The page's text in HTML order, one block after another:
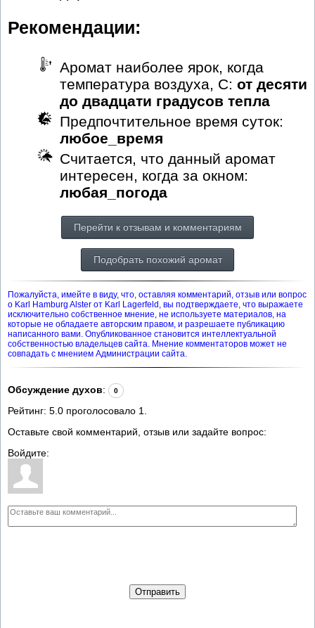
Рекомендации:
Аромат наиболее ярок, когда
температура воздуха, С: от десяти
до двадцати градусов тепла
Предпочтительное время суток:
любое_время
Считается, что данный аромат
интересен, когда за окном:
любая_погода
Перейти к отзывам и комментариям
Подобрать похожий аромат
Пожалуйста, имейте в виду, что, оставляя комментарий, отзыв или вопрос
о Karl Hamburg Alster от Karl Lagerfeld, вы подтверждаете, что выражаете
исключительно собственное мнение, не используете материалов, на
которые не обладаете авторским правом, и разрешаете публикацию
написанного вами. Опубликованное становится интеллектуальной
собственностью владельцев сайта. Мнение комментаторов может не
совпадать с мнением Администрации сайта.
Обсуждение духов: 0
Рейтинг: 5.0 проголосовало 1
Оставьте свой комментарий, отзыв или задайте вопрос:
Войдите:
Отправить